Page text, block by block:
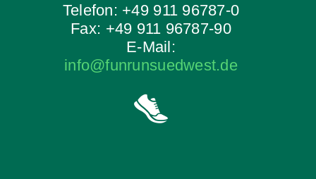
Telefon: +49 911 96787-0
Fax: +49 911 96787-90
E-Mail:
info@funrunsuedwest.de